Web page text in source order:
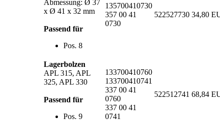
Abmessung: Ø 37
x Ø 41 x 32 mm
Passend für
Pos. 8
135700410730
357 00 41
0730
522527730 34,80
Lagerbolzen
APL 315, APL
325, APL 330
Passend für
Pos. 9
133700410760
133700410741
337 00 41
0760
337 00 41
0741
522512741 68,84